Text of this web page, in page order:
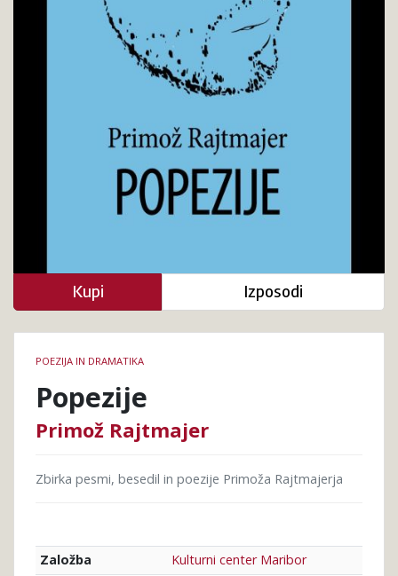
knjige
POEZIJA IN DRAMATIKA
Popezije
Primož Rajtmajer
Zbirka pesmi, besedil in poezije Primoža Rajtmajerja
Založba
Kulturni center Maribor
Kupi Izposodi